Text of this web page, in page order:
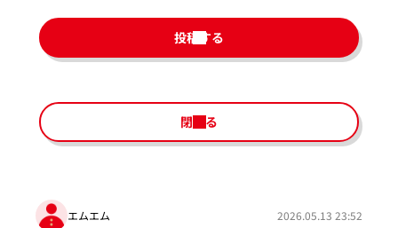
投稿する
閉じる
エムエム 2026.05.13 23:52